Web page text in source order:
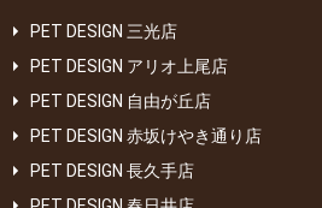
PET DESIGN 三光店
PET DESIGN アリオ上尾店
PET DESIGN 自由が丘店
PET DESIGN 赤坂けやき通り店
PET DESIGN 長久手店